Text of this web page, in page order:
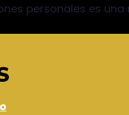
personales es